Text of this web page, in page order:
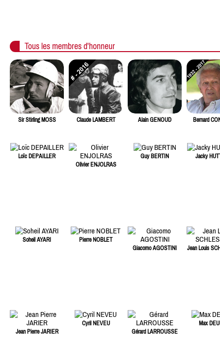
Tous les membres d'honneur
Sir Stirling MOSS Claude LAMBERT Alain GENOUD Bernard
Loïc DEPAILLER
Olivier ENJOLRAS
Guy BERTIN Jacky
Soheil AYARI
Pierre NOBLET
Giacomo AGOSTINI
Jean Louis
Jean Pierre JARIER
Cyril NEVEU
Gérard LARROUSSE
Max